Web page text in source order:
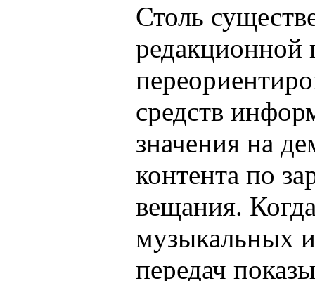
Столь
редакционной
средств
значения на
контента по
вещания.
музыкальных
передач